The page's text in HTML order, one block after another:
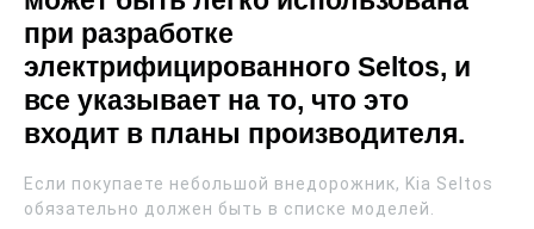
при разработке
электрифицированного Seltos, и
все указывает на то, что это
входит в планы производителя.
Если покупаете небольшой внедорожник, Kia Seltos
обязательно должен быть в списке моделей.